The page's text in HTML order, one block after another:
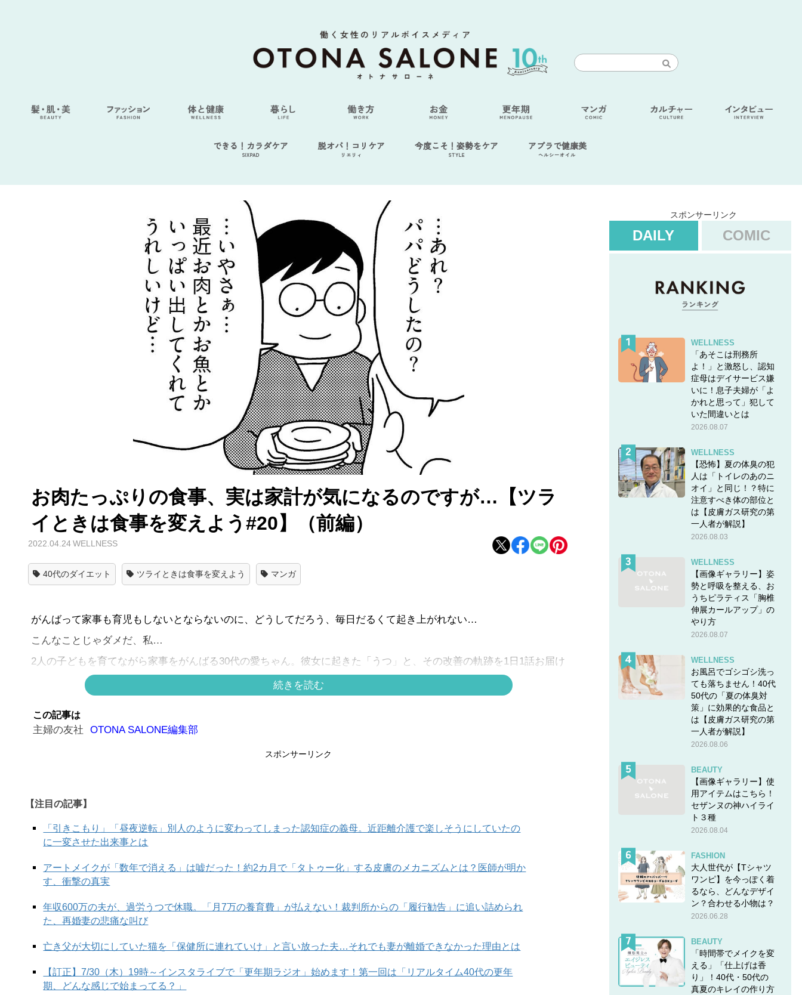
できる！カラダケア
SIXPAD
脱オバ！コリケア
リエリィ
今度こそ！姿勢をケア
STYLE
アブラで健康美
ヘルシーオイル
お肉たっぷりの食事、実は家計が気になるのですが…【ツラ
イときは食事を変えよう#20】（前編）
2022.04.24 WELLNESS
40代のダイエット ツライときは食事を変えよう マンガ
がんばって家事も育児もしないとならないのに、どうしてだろう、毎日だるくて起き上がれない…
こんなことじゃダメだ、私…
2人の子どもを育てながら家事をがんばる30代の愛ちゃん。彼女に起きた「うつ」と、その改善の軌跡を1日1話お届け
一話目から読む＊
続きを読む
この記事は
主婦の友社 OTONA SALONE編集部
スポンサーリンク
【注目の記事】
「引きこもり」「昼夜逆転」別人のように変わってしまった認知症の義母。近距離介護で楽しそうにしていたの
に一変させた出来事とは
アートメイクが「数年で消える」は嘘だった！約2カ月で「タトゥー化」する皮膚のメカニズムとは？医師が明か
す、衝撃の真実
年収600万の夫が、過労うつで休職。「月7万の養育費」が払えない！裁判所からの「履行勧告」に追い詰められ
た、再婚妻の悲痛な叫び
亡き父が大切にしていた猫を「保健所に連れていけ」と言い放った夫…それでも妻が離婚できなかった理由とは
【訂正】7/30（木）19時～インスタライブで「更年期ラジオ」始めます！第一回は「リアルタイム40代の更年
期、どんな感じで始まってる？」
スポンサーリンク
DAILY COMIC
WELLNESS
「あそこは刑務所
よ！」と激怒し、認知
症母はデイサービス嫌
いに！息子夫婦が「よ
かれと思って」犯して
いた間違いとは
2026.08.07
WELLNESS
【恐怖】夏の体臭の犯
人は「トイレのあのニ
オイ」と同じ！？特に
注意すべき体の部位と
は【皮膚ガス研究の第
一人者が解説】
2026.08.03
WELLNESS
【画像ギャラリー】姿
勢と呼吸を整える、お
うちピラティス「胸椎
伸展カールアップ」の
やり方
2026.08.07
WELLNESS
お風呂でゴシゴシ洗っ
ても落ちません！40代
50代の「夏の体臭対
策」に効果的な食品と
は【皮膚ガス研究の第
一人者が解説】
2026.08.06
BEAUTY
【画像ギャラリー】使
用アイテムはこちら！
セザンヌの神ハイライ
ト３種
2026.08.04
FASHION
大人世代が【Tシャツ
ワンピ】を今っぽく着
るなら、どんなデザイ
ン？合わせる小物は？
2026.06.28
BEAUTY
「時間帯でメイクを変
える」「仕上げは香
り」！40代・50代の
真夏のキレイの作り方